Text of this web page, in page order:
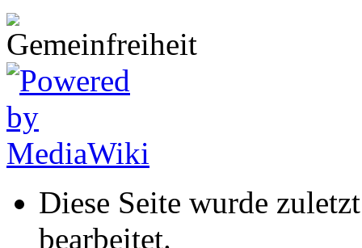
Diese Seite wurde
bearbeitet.